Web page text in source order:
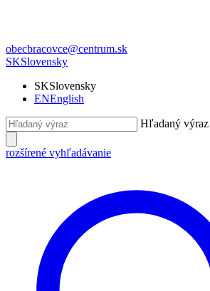
obecbracovce@centrum.sk
SKSlovensky
SKSlovensky
ENEnglish
Hľadaný výraz
rozšírené vyhľadávanie